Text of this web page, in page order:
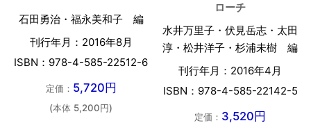
石田勇治・福永美和子 編
刊行年月：2016年8月
ISBN：978-4-585-22512-6
定価： 5,720円
(本体 5,200円)
ローチ
水井万里子・伏見岳志・太田
淳・松井洋子・杉浦未樹 編
刊行年月：2016年4月
ISBN：978-4-585-22142-5
定価： 3,520円